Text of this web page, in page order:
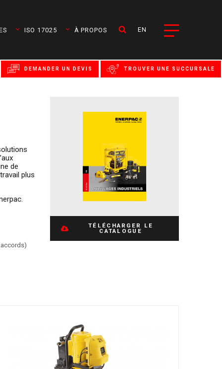
ISO 17025 À PROPOS EN
de
plus
TÉLÉCHARGER LE
CATALOGUE
DEMANDER UN DEVIS TROUVER UNE SUCCURSALE